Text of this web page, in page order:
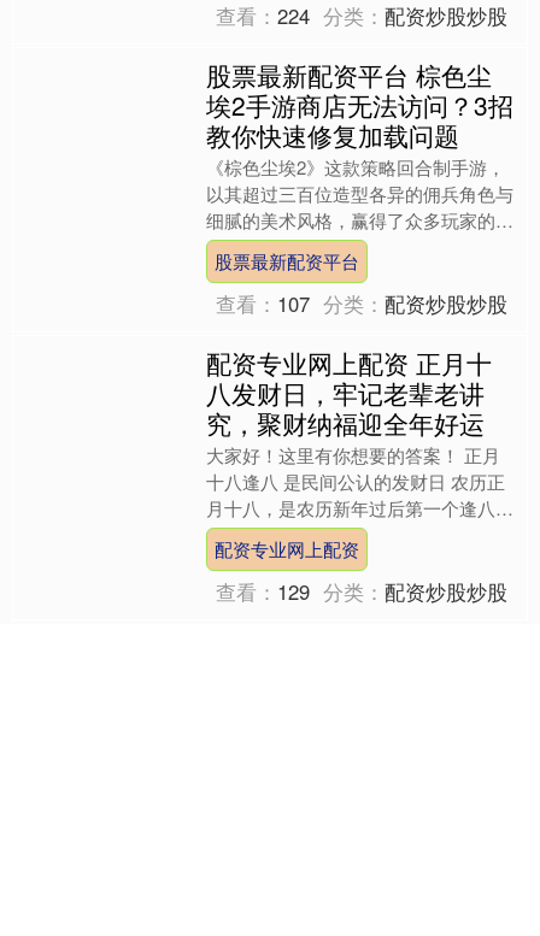
查看：224 分类：配资炒股炒股
股票最新配资平台 棕色尘
埃2手游商店无法访问？3招
教你快速修复加载问题
《棕色尘埃2》这款策略回合制手游，
以其超过三百位造型各异的佣兵角色与
细腻的美术风格，赢得了众多玩家的青
睐。不过股票最新配资平台，在畅玩游
戏的过程中，不少玩家反映....
股票最新配资平台
查看： 107 分类：配资炒股炒股
配资专业网上配资 正月十
八发财日，牢记老辈老讲
究，聚财纳福迎全年好运
大家好！这里有你想要的答案！ 正月
十八逢八 是民间公认的发财日 农历正
月十八，是农历新年过后第一个逢八的
日子，民间素来有“要得发，不离八”的
说法，恰逢年味还未完....
配资专业网上配资
查看： 129 分类：配资炒股炒股